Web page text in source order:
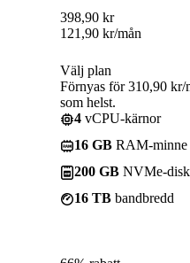
398,90 kr
121,90 kr/mån
Välj plan
Förnyas för 310,90 kr/
som helst.
4 vCPU-kärnor
16 GB RAM-minne
200 GB NVMe-
16 TB bandbredd